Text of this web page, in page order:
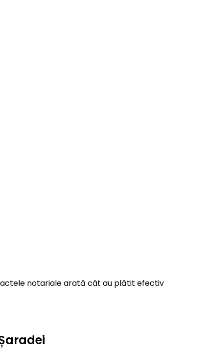
notariale arată cât au plătit efectiv